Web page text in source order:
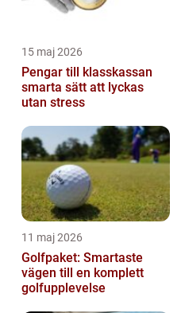
15 maj 2026
Pengar till klasskassan
smarta sätt att lyckas
utan stress
11 maj 2026
Golfpaket: Smartaste
vägen till en komplett
golfupplevelse